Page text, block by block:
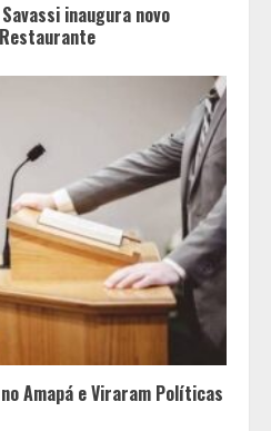
inaugura novo
Amapá e Viraram Políticas